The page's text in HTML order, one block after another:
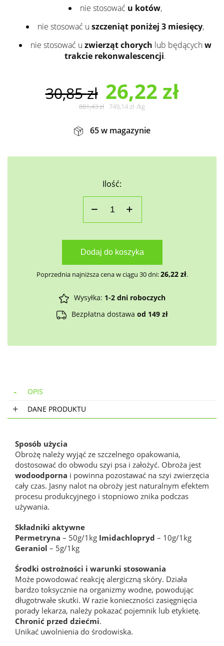
nie stosować u kotów,
nie stosować u szczeniąt poniżej 3 miesięcy,
nie stosować u zwierząt chorych lub będącychw
trakcie rekonwalescencji.
30,85zł 26,22 zł
881,43zł 749,14zł /kg
65 w magazynie
Ilość:
Dodaj do koszyka
Poprzednia najniższa cena w ciągu 30 dni:26,22 zł.
Wysyłka: 1-2 dni roboczych
Bezpłatna dostawa od 149 zł
OPIS
DANE PRODUKTU
Sposób użycia
Obrożę należy wyjąć ze szczelnego opakowania,
dostosować do obwodu szyi psa i założyć. Obroża jest
wodoodporna i powinna pozostawać na szyi zwierzęcia
cały czas. Jasny nalot na obroży jest naturalnym efektem
procesu produkcyjnego i stopniowo znika podczas
używania.
Składniki aktywne
Permetryna – 50g/1kg Imidachlopryd – 10g/1kg
Geraniol – 5g/1kg
Środki ostrożności i warunki stosowania
Może powodować reakcję alergiczną skóry. Działa
bardzo toksycznie na organizmy wodne, powodując
długotrwałe skutki. W razie konieczności zasięgnięcia
porady lekarza, należy pokazać pojemnik lub etykietę.
Chronić przed dziećmi.
Unikać uwolnienia do środowiska.